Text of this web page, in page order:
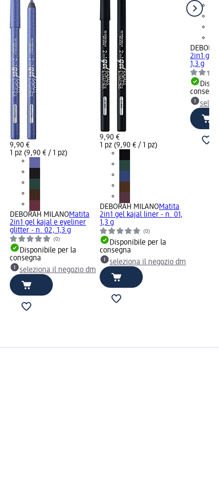
9,90 €
1 pz (9,90 € / 1 pz)
DEBORAH MILANOMatita
2in1 gel kajal e eyeliner
glitter - n. 02, 1,3 g
(0)
Disponibile per la
consegna
seleziona il negozio dm
9,90 €
1 pz (9,90 € / 1 pz)
DEBORAH MILANOMatita
2in1 gel kajal liner - n. 01,
1,3 g
(0)
Disponibile per la
consegna
seleziona il negozio dm
2in1 gel
1,3 g